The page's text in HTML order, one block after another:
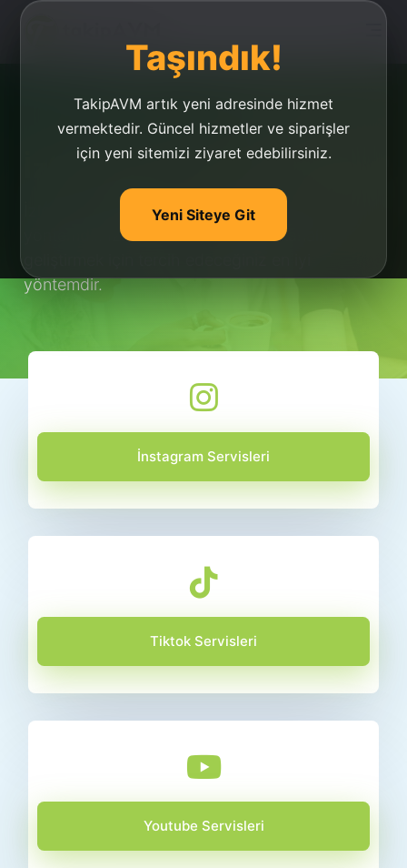
Taşındık!
TakipAVM artık yeni adresinde hizmet
vermektedir. Güncel hizmetler ve siparişler
için yeni sitemizi ziyaret edebilirsiniz.
Yeni Siteye Git
İzlenme Hilesi Youtube
İzlenme hilesi Youtube için geçerli olan bir
yöntemdir. İzlenme hilesi Youtube kanalınızı
yöntemdir.
İnstagram Servisleri
Tiktok Servisleri
Youtube Servisleri